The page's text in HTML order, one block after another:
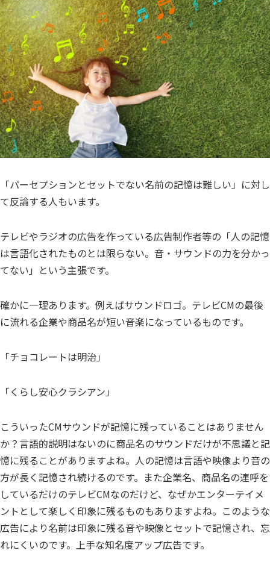
「パーセプションとセットでない名前の記憶は難しい」に対し
て反論する人もいます。
テレビやラジオの広告を作っている広告制作者等の「人の記憶
は言語化されたものとは限らない。音・サウンドの力を分かっ
てない」という主張です。
確かに一理あります。例えばサウンドロゴ。テレビCMの最後
に流れる企業や商品名が短い音楽になっているものです。
「チョコレートは明治」
「くらし安心クラシアン」
こういったCMサウンドが記憶に残っていることはありません
か？言語的説明はないのに商品名のサウンドだけが不思議と記
憶に残ることがありますよね。人の記憶は言語や映像より音の
方が長く記憶され続けるのです。また企業名、商品名の連呼を
しているだけのテレビCMなのだけど、なぜかエンターテイメ
ントとして楽しく印象に残るものもありますよね。このような
広告により名前は印象に残る音や映像とセットで記憶され、忘
れにくいのです。上手な知名度アップ広告です。